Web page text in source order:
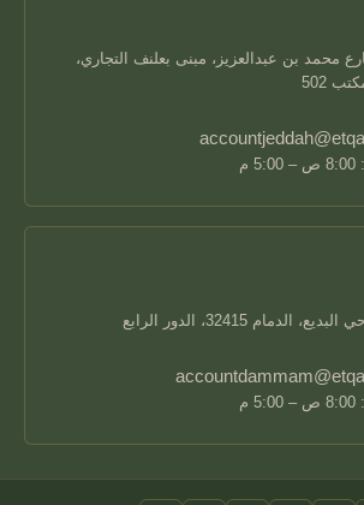
محمد بن عبدالعزيز، مبنى بعلنف التجاري،
502
32415، الدور الرابع